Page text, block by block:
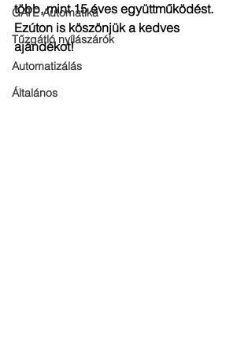
GATE Automatika
Tűzgátló nyílászárók
Automatizálás
Általános
több, mint 15 éves együttműködést.
Ezúton is köszönjük a kedves
ajándékot!